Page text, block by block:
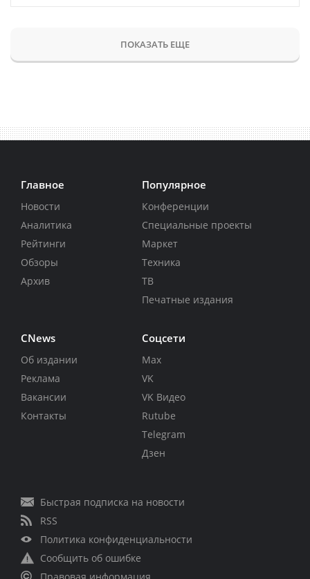
ПОКАЗАТЬ ЕЩЕ
Главное
Новости
Аналитика
Рейтинги
Обзоры
Архив
Популярное
Конференции
Специальные проекты
Маркет
Техника
ТВ
Печатные издания
CNews
Об издании
Реклама
Вакансии
Контакты
Соцсети
Max
VK
VK Видео
Rutube
Telegram
Дзен
Быстрая подписка на новости
RSS
Политика конфиденциальности
Сообщить об ошибке